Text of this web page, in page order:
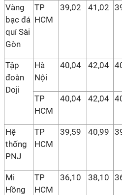
Vàng
bạc đá
quí Sài
Gòn
TP
HCM
39,02 41,02
Tập
đoàn
Doji
Hà
Nội
40,04 42,04
TP
HCM
40,04 42,04
Hệ
thống
PNJ
TP
HCM
39,59 40,99
Mi
Hồng
TP
HCM
36,10 38,10